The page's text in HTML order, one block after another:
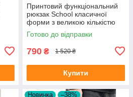
Принтовий функціональний
рюкзак School класичної
форми з великою кількістю
відділень на 30л
Готово до відправки
790 ₴ 1 520 ₴
Купити
Новинка –38%